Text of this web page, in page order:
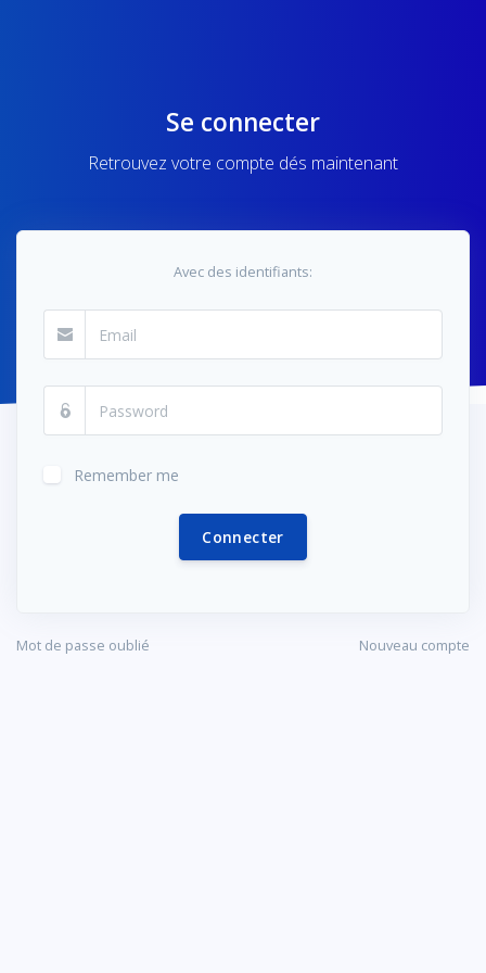
Se connecter
Retrouvez votre compte dés maintenant
Avec des identifiants:
Remember me
Connecter
Mot de passe oublié Nouveau compte